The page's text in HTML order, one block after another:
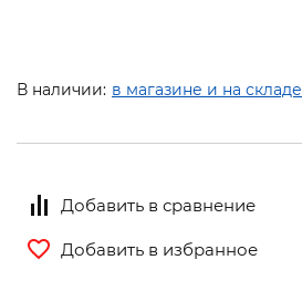
В наличии: в магазине и на складе
Добавить в сравнение
Добавить в избранное